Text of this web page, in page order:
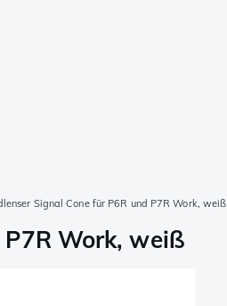
Signal Cone für P6R und P7R Work, weiß
Work, weiß